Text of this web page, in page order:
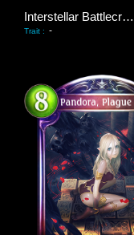
Interstellar Battlecruiser
Trait : -